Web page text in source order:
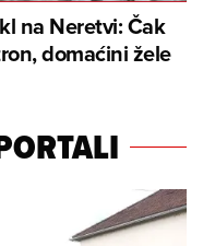
na Neretvi: Čak
domaćini žele